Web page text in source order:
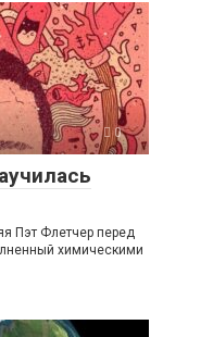
0
Пэт Флетчер перед
химическими